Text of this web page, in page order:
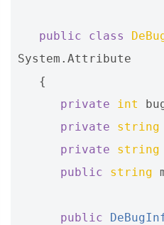
public class
System . Attribute
{
private
int
private
string
private
string
public
string
public